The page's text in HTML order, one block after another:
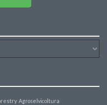
Agroselvicoltura